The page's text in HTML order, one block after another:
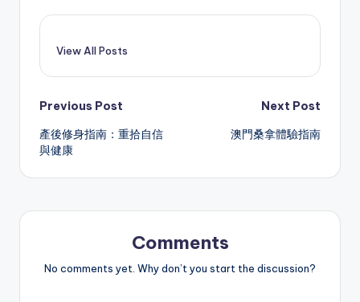
View All Posts
Post
navigation
Previous Post
產後修身指南：重拾自信
與健康
Next Post
澳門桑拿體驗指南
Comments
No comments yet. Why don’t you start the discussion?